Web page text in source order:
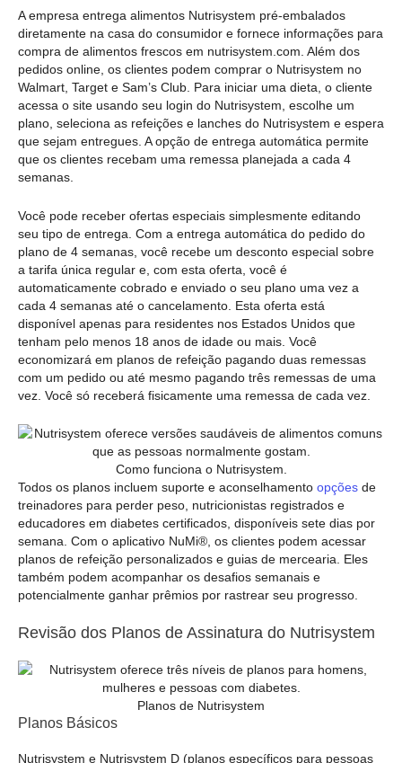
A empresa entrega alimentos Nutrisystem pré-embalados
diretamente na casa do consumidor e fornece informações para
compra de alimentos frescos em nutrisystem.com. Além dos
pedidos online, os clientes podem comprar o Nutrisystem no
Walmart, Target e Sam’s Club. Para iniciar uma dieta, o cliente
acessa o site usando seu login do Nutrisystem, escolhe um
plano, seleciona as refeições e lanches do Nutrisystem e espera
que sejam entregues. A opção de entrega automática permite
que os clientes recebam uma remessa planejada a cada 4
semanas.
Você pode receber ofertas especiais simplesmente editando
seu tipo de entrega. Com a entrega automática do pedido do
plano de 4 semanas, você recebe um desconto especial sobre
a tarifa única regular e, com esta oferta, você é
automaticamente cobrado e enviado o seu plano uma vez a
cada 4 semanas até o cancelamento. Esta oferta está
disponível apenas para residentes nos Estados Unidos que
tenham pelo menos 18 anos de idade ou mais. Você
economizará em planos de refeição pagando duas remessas
com um pedido ou até mesmo pagando três remessas de uma
vez. Você só receberá fisicamente uma remessa de cada vez.
Como funciona o Nutrisystem.
Todos os planos incluem suporte e aconselhamento opções de
treinadores para perder peso, nutricionistas registrados e
educadores em diabetes certificados, disponíveis sete dias por
semana. Com o aplicativo NuMi®, os clientes podem acessar
planos de refeição personalizados e guias de mercearia. Eles
também podem acompanhar os desafios semanais e
potencialmente ganhar prêmios por rastrear seu progresso.
Revisão dos Planos de Assinatura do Nutrisystem
Planos de Nutrisystem
Planos Básicos
Nutrisystem e Nutrisystem D (planos específicos para pessoas